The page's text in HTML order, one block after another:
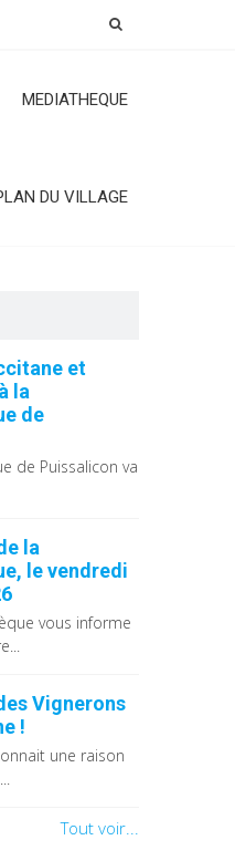
MEDIATHEQUE
DU VILLAGE
et
la
de
de Puissalicon va
la
le vendredi
vous informe
Vignerons
!
une raison
Tout voir...